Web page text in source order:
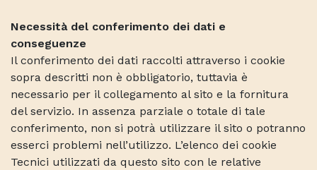
Necessità del conferimento dei dati e
conseguenze
Il conferimento dei dati raccolti attraverso i cookie
sopra descritti non è obbligatorio, tuttavia è
necessario per il collegamento al sito e la fornitura
del servizio. In assenza parziale o totale di tale
conferimento, non si potrà utilizzare il sito o potranno
esserci problemi nell’utilizzo. L’elenco dei cookie
Tecnici utilizzati da questo sito con le relative